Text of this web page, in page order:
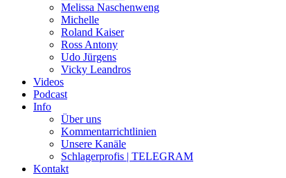
Melissa Naschenweng
Michelle
Roland Kaiser
Ross Antony
Udo Jürgens
Vicky Leandros
Videos
Podcast
Info
Über uns
Kommentarrichtlinien
Unsere Kanäle
Schlagerprofis | TELEGRAM
Kontakt